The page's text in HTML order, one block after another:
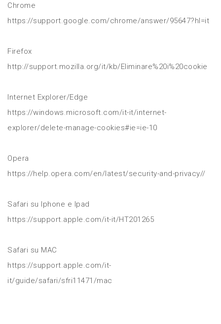
Chrome
https://support.google.com/chrome/answer/95647?hl=it
Firefox
http://support.mozilla.org/it/kb/Eliminare%20i%20cookie
Internet Explorer/Edge
https://windows.microsoft.com/it-it/internet-
explorer/delete-manage-cookies#ie=ie-10
Opera
https://help.opera.com/en/latest/security-and-privacy//
Safari su Iphone e Ipad
https://support.apple.com/it-it/HT201265
Safari su MAC
https://support.apple.com/it-
it/guide/safari/sfri11471/mac